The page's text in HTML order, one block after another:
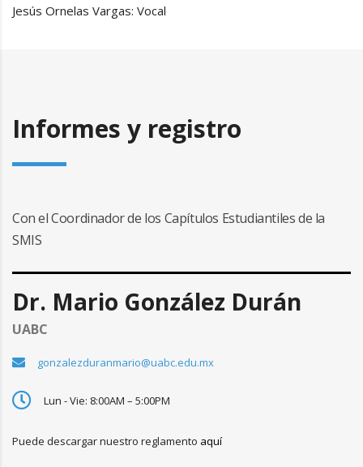
Jesús Ornelas Vargas: Vocal
Informes y registro
Con el Coordinador de los Capítulos Estudiantiles de la
SMIS
Dr. Mario González Durán
UABC
gonzalezduranmario@uabc.edu.mx
Lun - Vie: 8:00AM – 5:00PM
Puede descargar nuestro reglamento aquí